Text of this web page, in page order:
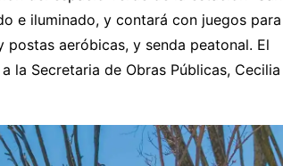
e iluminado, y contará con juegos para
aeróbicas, y senda peatonal. El
la Secretaria de Obras Públicas, Cecilia